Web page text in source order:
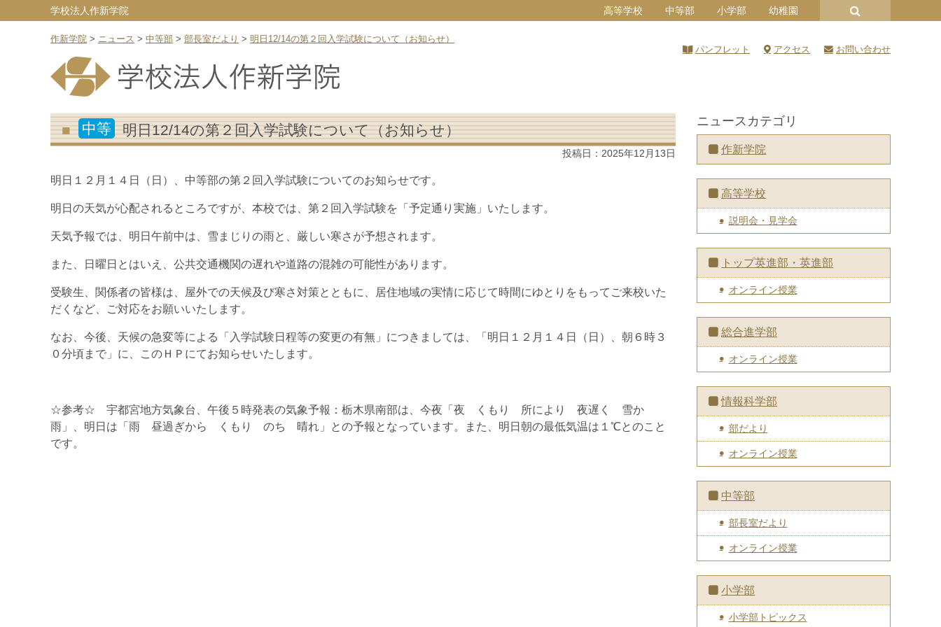
学校法人作新学院 高等学校 中等部 小学部 幼稚園
作新学院 > ニュース > 中等部 > 部長室だより > 明日12/14の第２回入学試験について（お知らせ）
パンフレット
アクセス お問い合わせ
中等 明日12/14の第２回入学試験について（お知らせ）
投稿日： 2025年12月13日
明日１２月１４日（日）、中等部の第２回入学試験についてのお知らせです。
明日の天気が心配されるところですが、本校では、第２回入学試験を「予定通り実施」いたします。
天気予報では、明日午前中は、雪まじりの雨と、厳しい寒さが予想されます。
また、日曜日とはいえ、公共交通機関の遅れや道路の混雑の可能性があります。
受験生、関係者の皆様は、屋外での天候及び寒さ対策とともに、居住地域の実情に応じて時間にゆとりをもってご来校いた
だくなど、ご対応をお願いいたします。
なお、今後、天候の急変等による「入学試験日程等の変更の有無」につきましては、「明日１２月１４日（日）、朝６時３
０分頃まで」に、このＨＰにてお知らせいたします。
☆参考☆ 宇都宮地方気象台、午後５時発表の気象予報：栃木県南部は、今夜「夜 くもり 所により 夜遅く 雪か
雨」、明日は「雨 昼過ぎから くもり のち 晴れ」との予報となっています。また、明日朝の最低気温は１℃とのこと
です。
ニュースカテゴリ
作新学院
高等学校
説明会・見学会
トップ英進部・英進部
オンライン授業
総合進学部
オンライン授業
情報科学部
部だより
オンライン授業
中等部
部長室だより
オンライン授業
小学部
小学部トピックス